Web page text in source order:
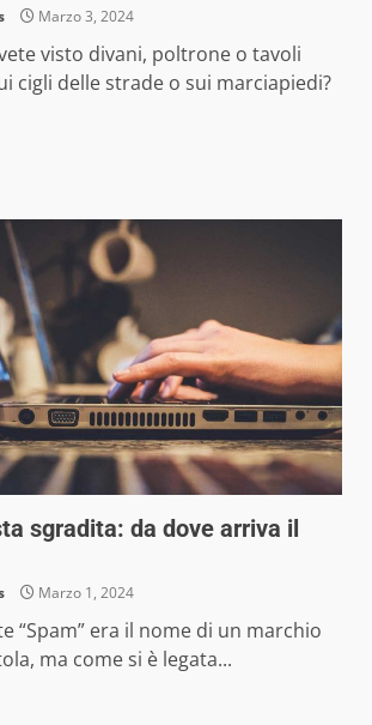
Marzo 3, 2024
visto divani, poltrone o tavoli
cigli delle strade o sui marciapiedi?
sgradita: da dove arriva il
Marzo 1, 2024
“Spam” era il nome di un marchio
ma come si è legata...